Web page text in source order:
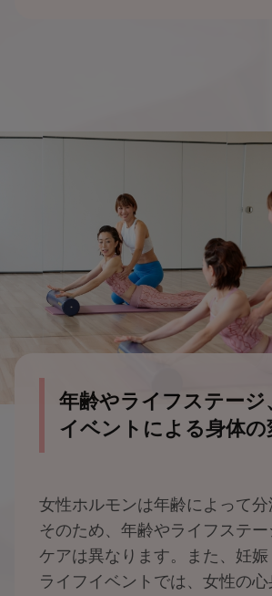
年齢やライフステージ
イベントによる身体の
女性ホルモンは年齢によって分
そのため、年齢やライフステー
ケアは異なります。また、妊
ライフイベントでは、女性の